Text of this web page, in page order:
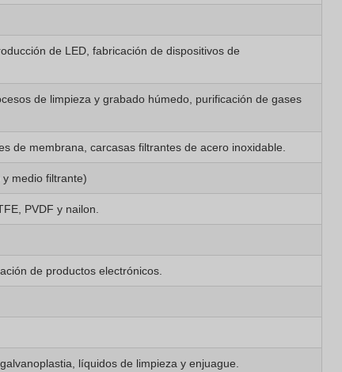
de LED, fabricación de dispositivos de
de limpieza y grabado húmedo, purificación de gases
de membrana, carcasas filtrantes de acero inoxidable.
medio filtrante)
PVDF y nailon.
de productos electrónicos.
líquidos de limpieza y enjuague.